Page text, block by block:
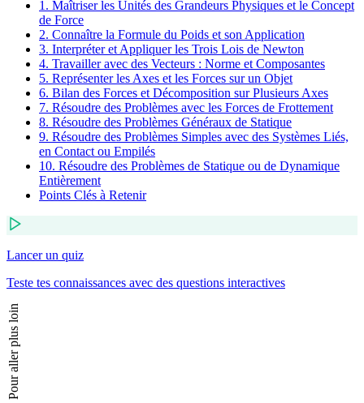
1. Maîtriser les Unités des Grandeurs Physiques et le Concept
de Force
2. Connaître la Formule du Poids et son Application
3. Interpréter et Appliquer les Trois Lois de Newton
4. Travailler avec des Vecteurs : Norme et Composantes
5. Représenter les Axes et les Forces sur un Objet
6. Bilan des Forces et Décomposition sur Plusieurs Axes
7. Résoudre des Problèmes avec les Forces de Frottement
8. Résoudre des Problèmes Généraux de Statique
9. Résoudre des Problèmes Simples avec des Systèmes Liés,
en Contact ou Empilés
10. Résoudre des Problèmes de Statique ou de Dynamique
Entièrement
Points Clés à Retenir
Lancer un quiz
Teste tes connaissances avec des questions interactives
Pour aller plus loin